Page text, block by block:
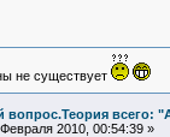
не существует
вопрос.Теория всего:
2010, 00:54:39 »